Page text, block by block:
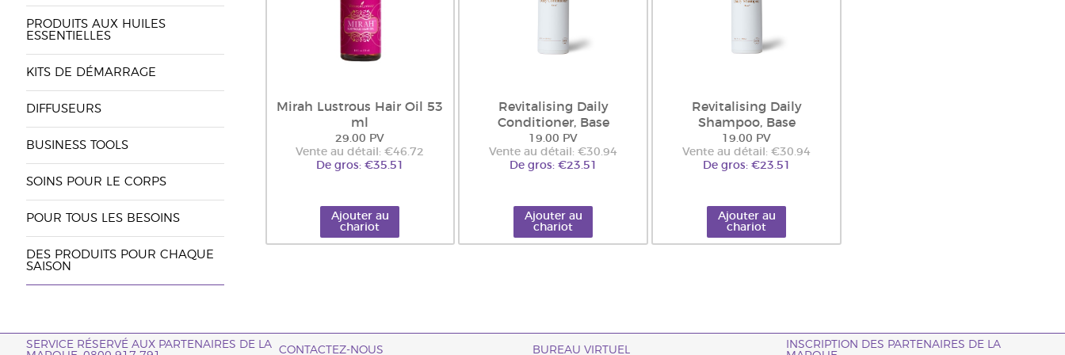
PRODUITS AUX HUILES
ESSENTIELLES
KITS DE DÉMARRAGE
DIFFUSEURS
BUSINESS TOOLS
SOINS POUR LE CORPS
POUR TOUS LES BESOINS
DES PRODUITS POUR CHAQUE
SAISON
Mirah Lustrous Hair Oil 53
ml
29.00 PV
Vente au détail: €46.72
De gros: €35.51
Ajouter au
chariot
Revitalising Daily
Conditioner, Base
19.00 PV
Vente au détail: €30.94
De gros: €23.51
Ajouter au
chariot
Revitalising Daily
Shampoo, Base
19.00 PV
Vente au détail: €30.94
De gros: €23.51
Ajouter au
chariot
SERVICE RÉSERVÉ AUX PARTENAIRES DE LA
CONTACTEZ-NOUS BUREAU VIRTUEL
INSCRIPTION DES PARTENAIRES DE LA